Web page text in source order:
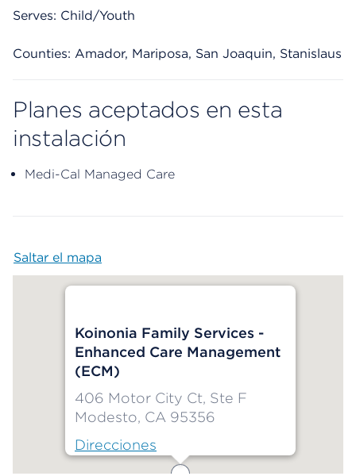
Serves: Child/Youth
Counties: Amador, Mariposa, San Joaquin, Stanislaus
Planes aceptados en esta
instalación
Medi-Cal Managed Care
Saltar el mapa
Koinonia Family Services -
Enhanced Care Management
(ECM)
406 Motor City Ct, Ste F
Modesto, CA 95356
Direcciones